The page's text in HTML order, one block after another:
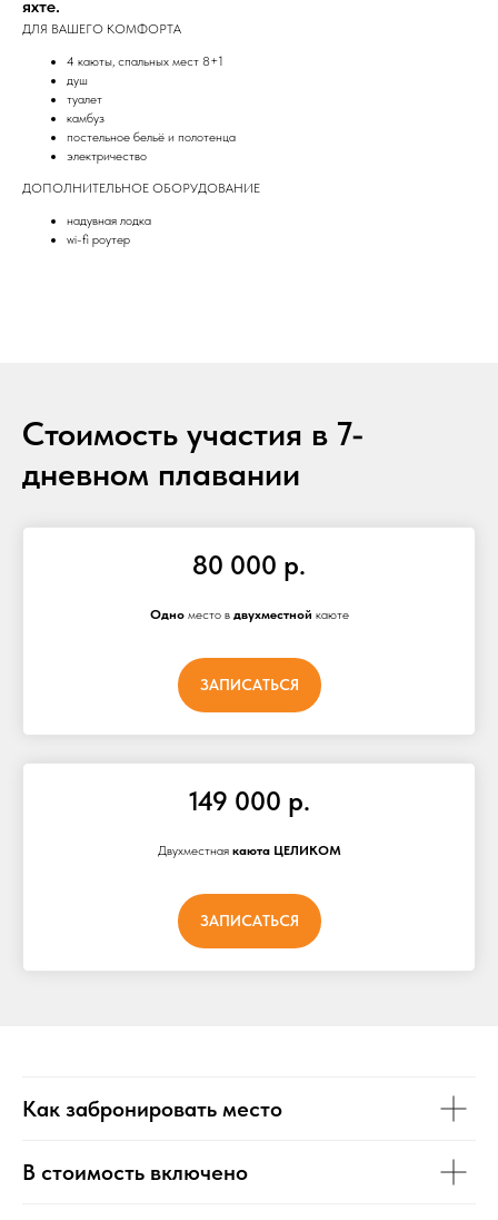
яхте.
ДЛЯ ВАШЕГО КОМФОРТА
4 каюты, спальных мест 8+1
душ
туалет
камбуз
постельное бельё и полотенца
электричество
ДОПОЛНИТЕЛЬНОЕ ОБОРУДОВАНИЕ
надувная лодка
wi-fi роутер
Стоимость участия в 7-
дневном плавании
80 000 р.
Одно место в двухместной каюте
ЗАПИСАТЬСЯ
149 000 р.
Двухместная каюта ЦЕЛИКОМ
ЗАПИСАТЬСЯ
Как забронировать место
В стоимость включено